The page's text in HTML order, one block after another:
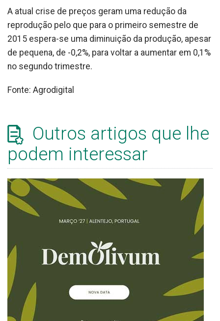
A atual crise de preços geram uma redução da
reprodução pelo que para o primeiro semestre de
2015 espera-se uma diminuição da produção, apesar
de pequena, de -0,2%, para voltar a aumentar em 0,1%
no segundo trimestre.
Fonte: Agrodigital
Outros artigos que lhe
podem interessar